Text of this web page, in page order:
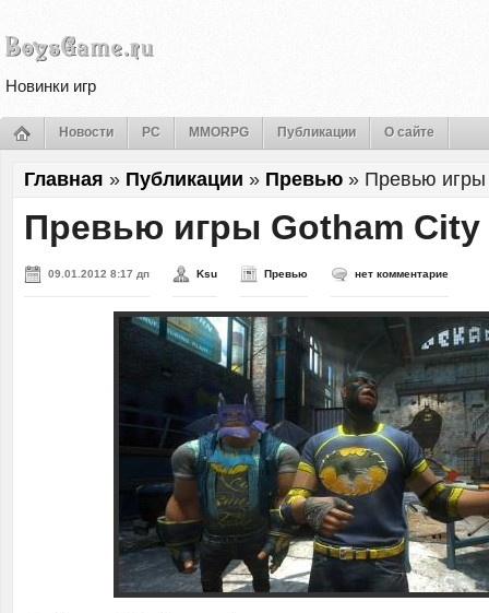
Новинки игр
Новости PC MMORPG Публикации О сайте
Главная » Публикации » Превью » Превью игры
Превью игры Gotham
09.01.2012 8:17 дп Ksu Превью нет комментарие